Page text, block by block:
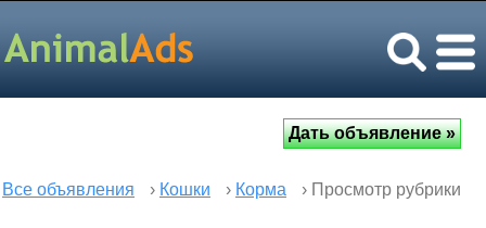
Все объявления › Кошки › Корма › Просмотр рубрики